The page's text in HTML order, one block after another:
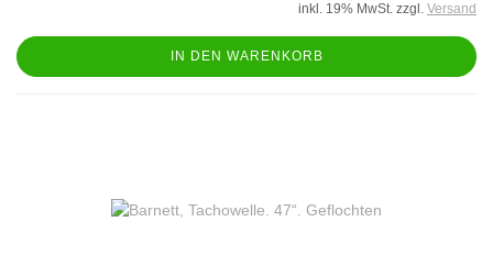
inkl. 19% MwSt. zzgl. Versand
IN DEN WARENKORB